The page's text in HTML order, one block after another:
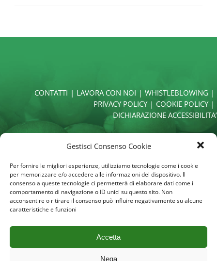
Gestisci Consenso Cookie
Per fornire le migliori esperienze, utilizziamo tecnologie come i cookie
per memorizzare e/o accedere alle informazioni del dispositivo. Il
consenso a queste tecnologie ci permetterà di elaborare dati come il
comportamento di navigazione o ID unici su questo sito. Non
acconsentire o ritirare il consenso può influire negativamente su alcune
caratteristiche e funzioni
Accetta
Nega
CONTATTI LAVORA CON NOI
WHISTLEBLOWING
PRIVACY POLICY
COOKIE POLICY
DICHIARAZIONE ACCESSIBILITA’
O.P. Consorzio Funghi di Treviso S.c.a.
Certificazioni